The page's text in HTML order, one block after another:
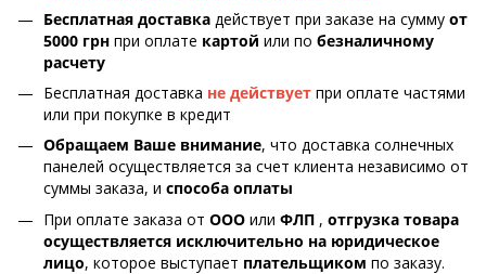
Бесплатная доставка действует при заказе на сумму от
5000 грн при оплате картой или по безналичному
расчету
Бесплатная доставка не действует при оплате частями
или при покупке в кредит
Обращаем Ваше внимание, что доставка солнечных
панелей осуществляется за счет клиента независимо от
суммы заказа, и способа оплаты
При оплате заказа от ООО или ФЛП , отгрузка товара
осуществляется исключительно на юридическое
лицо, которое выступает плательщиком по заказу.